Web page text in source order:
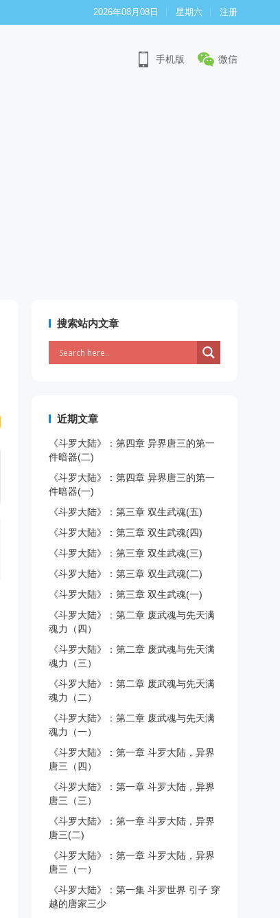
2026年08月08日 星期六 注册
手机版 微信
搜索站内文章
近期文章
《斗罗大陆》：第四章 异界唐三的第一
件暗器(二)
《斗罗大陆》：第四章 异界唐三的第一
件暗器(一)
《斗罗大陆》：第三章 双生武魂(五)
《斗罗大陆》：第三章 双生武魂(四)
《斗罗大陆》：第三章 双生武魂(三)
《斗罗大陆》：第三章 双生武魂(二)
《斗罗大陆》：第三章 双生武魂(一)
《斗罗大陆》：第二章 废武魂与先天满
魂力（四）
《斗罗大陆》：第二章 废武魂与先天满
魂力（三）
《斗罗大陆》：第二章 废武魂与先天满
魂力（二）
《斗罗大陆》：第二章 废武魂与先天满
魂力（一）
《斗罗大陆》：第一章 斗罗大陆，异界
唐三（四）
《斗罗大陆》：第一章 斗罗大陆，异界
唐三（三）
《斗罗大陆》：第一章 斗罗大陆，异界
唐三(二)
《斗罗大陆》：第一章 斗罗大陆，异界
唐三（一）
《斗罗大陆》：第一集 斗罗世界 引子 穿
越的唐家三少